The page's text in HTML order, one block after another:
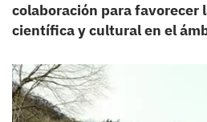
colaboración para favorecer
científica y cultural en el